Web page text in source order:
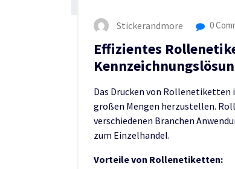
Stickerandmore 0
Effizientes
Das Drucken von
großen Mengen herzustellen.
verschiedenen Branchen
zum Einzelhandel.
Vorteile von Rollenetiketten: